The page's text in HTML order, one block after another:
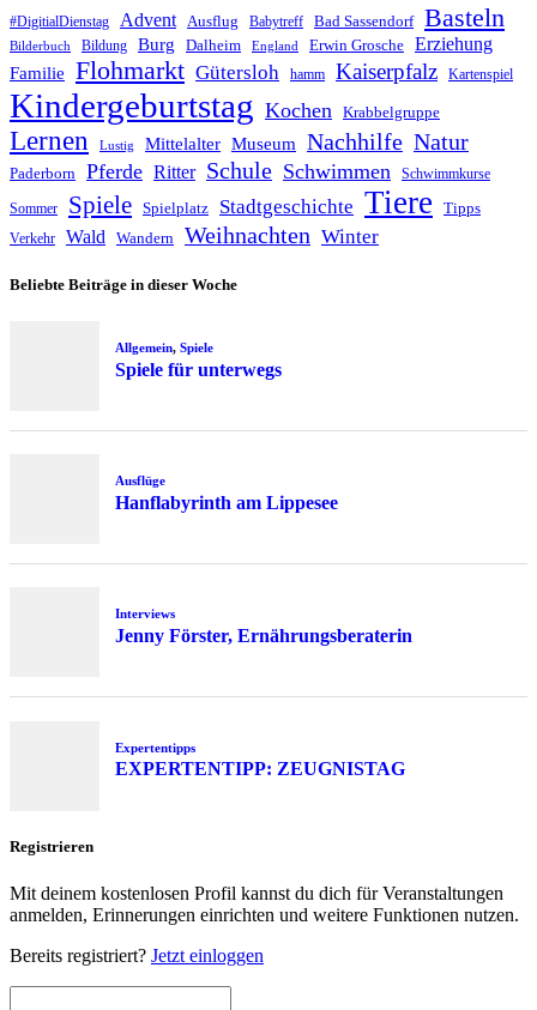
#DigitialDienstag Advent Ausflug Babytreff Bad Sassendorf Basteln
Bilderbuch Bildung Burg Dalheim England Erwin Grosche Erziehung
Familie Flohmarkt Gütersloh hamm Kaiserpfalz Kartenspiel
Kindergeburtstag Kochen Krabbelgruppe
Lernen Lustig Mittelalter Museum Nachhilfe Natur
Paderborn Pferde Ritter Schule Schwimmen Schwimmkurse
Sommer Spiele Spielplatz Stadtgeschichte Tiere Tipps
Verkehr Wald Wandern Weihnachten Winter
Beliebte Beiträge in dieser Woche
Allgemein, Spiele
Spiele für unterwegs
Ausflüge
Hanflabyrinth am Lippesee
Interviews
Jenny Förster, Ernährungsberaterin
Expertentipps
EXPERTENTIPP: ZEUGNISTAG
Registrieren
Mit deinem kostenlosen Profil kannst du dich für Veranstaltungen
anmelden, Erinnerungen einrichten und weitere Funktionen nutzen.
Bereits registriert? Jetzt einloggen